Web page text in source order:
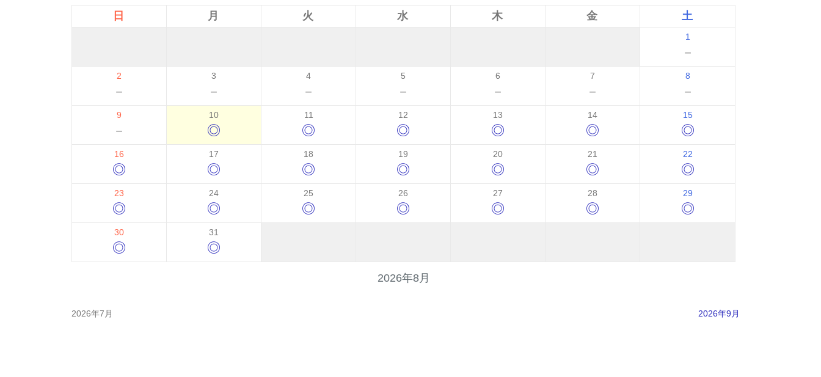
2026年8月
日 月 火 水 木 金 土
1
－
2
－
3
－
4
－
5
－
6
－
7
－
8
－
9
－
10
◎
11
◎
12
◎
13
◎
14
◎
15
◎
16
◎
17
◎
18
◎
19
◎
20
◎
21
◎
22
◎
23
◎
24
◎
25
◎
26
◎
27
◎
28
◎
29
◎
30
◎
31
◎
2026年7月 2026年9月